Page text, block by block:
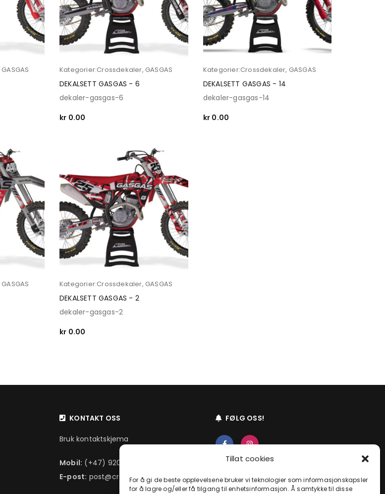
Tillat cookies
For å gi de beste opplevelsene bruker vi teknologier som informasjonskapsler
for å lagre og/eller få tilgang til enhetsinformasjon. Å samtykke til disse
GASGAS Kategorier:Crossdekaler, GASGAS
DEKALSETT GASGAS - 6
dekaler-gasgas-6
kr 0.00
Kategorier:Crossdekaler, GASGAS
DEKALSETT GASGAS - 14
dekaler-gasgas-14
kr 0.00
GASGAS Kategorier:Crossdekaler, GASGAS
DEKALSETT GASGAS - 2
dekaler-gasgas-2
kr 0.00
KONTAKT OSS
Bruk kontaktskjema
Mobil: (+47) 920 16 444
E-post: post@crosshjornet.no
FØLG OSS!